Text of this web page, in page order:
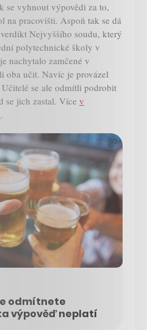
se vyhnout výpovědi za to,
pracovišti. Aspoň tak se dá
Nejvyššího soudu, který
polytechnické školy v
nachytalo zamčené v
oba učit. Navíc je provázel
se ale odmítli podrobit
se jich zastal. Více v
.
odmítnete
výpověď neplatí